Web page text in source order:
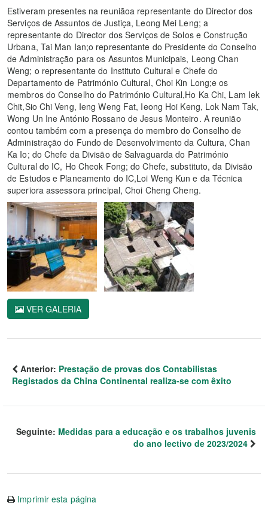
Estiveram presentes na reuniãoa representante do Director dos
Serviços de Assuntos de Justiça, Leong Mei Leng; a
representante do Director dos Serviços de Solos e Construção
Urbana, Tai Man Ian;o representante do Presidente do Conselho
de Administração para os Assuntos Municipais, Leong Chan
Weng; o representante do Instituto Cultural e Chefe do
Departamento de Património Cultural, Choi Kin Long;e os
membros do Conselho do Património Cultural,Ho Ka Chi, Lam Iek
Chit,Sio Chi Veng, Ieng Weng Fat, Ieong Hoi Keng, Lok Nam Tak,
Wong Un Ine António Rossano de Jesus Monteiro. A reunião
contou também com a presença do membro do Conselho de
Administração do Fundo de Desenvolvimento da Cultura, Chan
Ka Io; do Chefe da Divisão de Salvaguarda do Património
Cultural do IC, Ho Cheok Fong; do Chefe, substituto, da Divisão
de Estudos e Planeamento do IC,Loi Weng Kun e da Técnica
superiora assessora principal, Choi Cheng Cheng.
VER GALERIA
Anterior: Prestação de provas dos Contabilistas
Registados da China Continental realiza-se com êxito
Seguinte: Medidas para a educação e os trabalhos juvenis
do ano lectivo de 2023/2024
Imprimir esta página